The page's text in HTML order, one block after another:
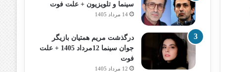
سینما و تلویزیون + علت فوت
14 مرداد 1405
درگذشت مریم همتیان بازیگر
جوان سینما 12مرداد 1405 + علت
فوت
12 مرداد 1405